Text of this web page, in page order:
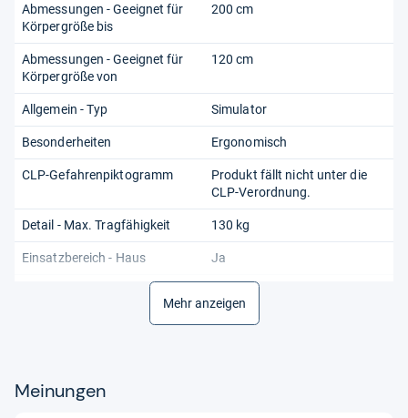
Abmessungen - Geeignet für
Körpergröße bis
200 cm
Abmessungen - Geeignet für
Körpergröße von
120 cm
Allgemein - Typ Simulator
Besonderheiten Ergonomisch
CLP-Gefahrenpiktogramm
Produkt fällt nicht unter die
CLP-Verordnung.
Detail - Max. Tragfähigkeit 130 kg
Einsatzbereich - Haus Ja
Schwarz
Funkanlagengesetzpflicht Nein
Gewicht (kg) Dezimal
Mehr anzeigen
Meinungen